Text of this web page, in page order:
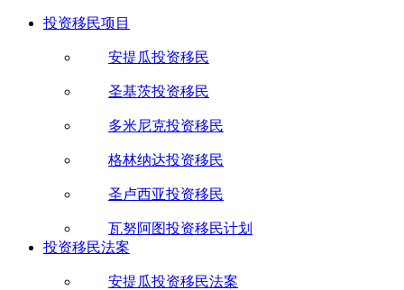
投资移民项目
安提瓜投资移民
圣基茨投资移民
多米尼克投资移民
格林纳达投资移民
圣卢西亚投资移民
瓦努阿图投资移民计划
投资移民法案
安提瓜投资移民法案